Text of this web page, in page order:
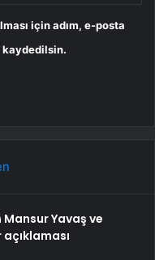
için adım, e-posta
kaydedilsin.
Mansur Yavaş ve